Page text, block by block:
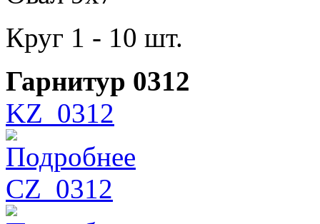
Круг 1 - 10 шт.
Гарнитур 0312
KZ_0312
Подробнее
CZ_0312